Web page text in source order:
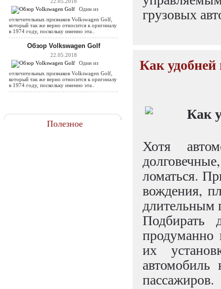
Один из
отличительных признаков Volkswagen Golf,
который так же верно относится к оригиналу
в 1974 году, поскольку именно эта..
Обзор Volkswagen Golf
22.05.2018
Один из
отличительных признаков Volkswagen Golf,
который так же верно относится к оригиналу
в 1974 году, поскольку именно эта..
Полезное
грузовых
Как удобней
Хотя
ломаться.
вождения,
длительным
Подбирать
их
автомобиль
пассажиров.